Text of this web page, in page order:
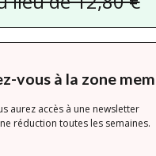
vous à la zone
aurez accès à une newsletter
réduction toutes les semaines.